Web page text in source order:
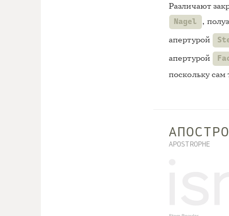
Различают
Nagel
,
апертурой
апертурой
поскольку сам
APOSTROPHE